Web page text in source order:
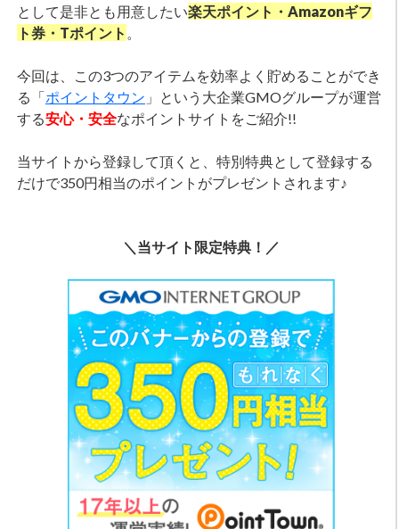
として是非とも用意したい楽天ポイント・Amazonギフ
ト券・Tポイント 。
今回は、この3つのアイテムを効率よく貯めることができ
る「ポイントタウン 」という大企業GMOグループが運営
する安心・安全なポイントサイトをご紹介!!
当サイトから登録して頂くと、特別特典として登録する
だけで350円相当のポイントがプレゼントされます♪
＼当サイト限定特典！／